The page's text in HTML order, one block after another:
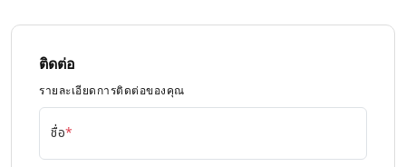
ติดต่อ
รายละเอียดการติดต่อของคุณ
ชื่อ*